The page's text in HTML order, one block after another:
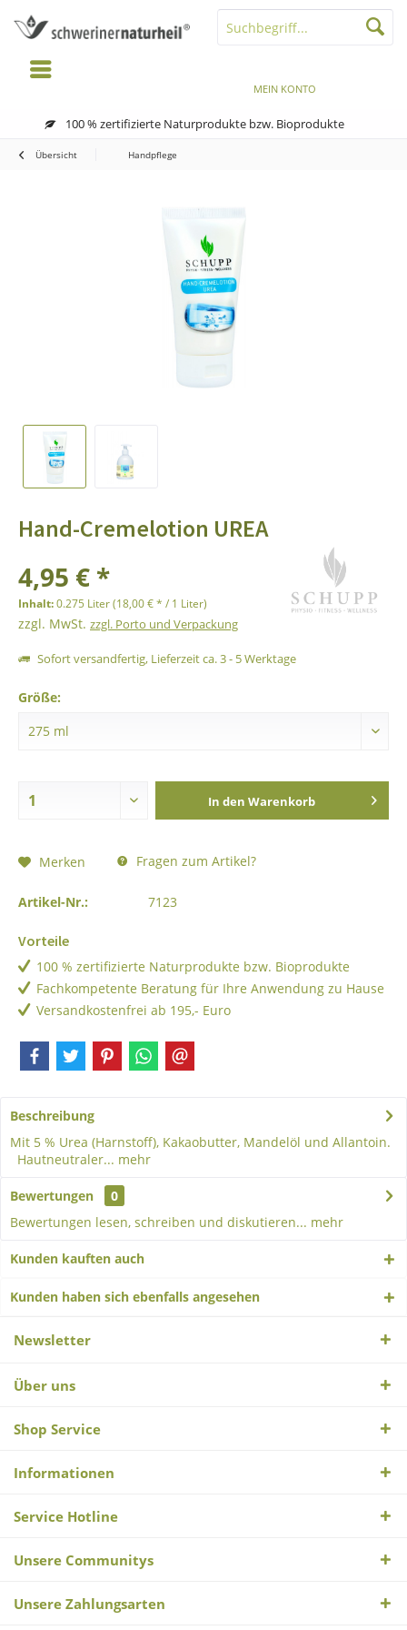
100 % zertifizierte Naturprodukte bzw. Bioprodukte
MEIN KONTO
Übersicht Handpflege
Hand-Cremelotion UREA
4,95 € *
Inhalt:0.275 Liter (18,00 € * / 1 Liter)
zzgl. MwSt. zzgl. Porto und Verpackung
Sofort versandfertig, Lieferzeit ca. 3 - 5 Werktage
Größe:
In den Warenkorb
Merken Fragen zum Artikel?
Artikel-Nr.: 7123
Vorteile
100 % zertifizierte Naturprodukte bzw. Bioprodukte
Fachkompetente Beratung für Ihre Anwendung zu Hause
Versandkostenfrei ab 195,- Euro
Beschreibung
Mit 5 % Urea (Harnstoff), Kakaobutter, Mandelöl und Allantoin.
Hautneutraler... mehr
Bewertungen
0
Bewertungen lesen, schreiben und diskutieren... mehr
Kunden kauften auch
Kunden haben sich ebenfalls angesehen
Newsletter
Über uns
Shop Service
Informationen
Service Hotline
Unsere Communitys
Unsere Zahlungsarten